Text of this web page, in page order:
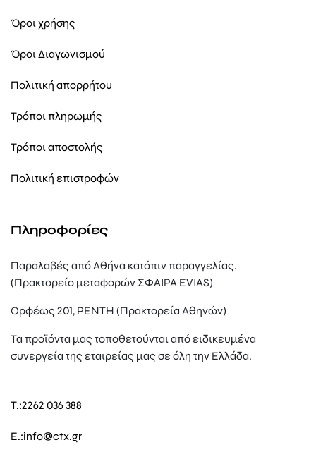
Όροι χρήσης
Όροι Διαγωνισμού
Πολιτική απορρήτου
Τρόποι πληρωμής
Τρόποι αποστολής
Πολιτική επιστροφών
Πληροφορίες
Παραλαβές από Αθήνα κατόπιν παραγγελίας.
(Πρακτορείο μεταφορών ΣΦΑΙΡΑ EVIAS)
Ορφέως 201, ΡΕΝΤΗ (Πρακτορεία Αθηνών)
Τα προϊόντα μας τοποθετούνται από ειδικευμένα
συνεργεία της εταιρείας μας σε όλη την Ελλάδα.
T.:2262 036 388
E.:info@ctx.gr